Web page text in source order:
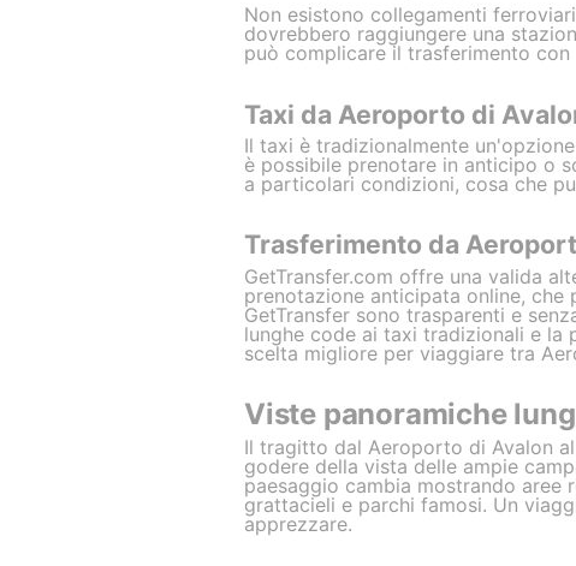
Non esistono collegamenti
dovrebbero raggiungere una
può complicare il trasferimento con
Taxi da Aeroporto di
Il taxi è tradizionalmente
è possibile prenotare in anticipo o
a particolari condizioni, cosa che
Trasferimento da
GetTransfer.com offre una valida
prenotazione anticipata online, che
GetTransfer sono trasparenti e
lunghe code ai taxi tradizionali e la
scelta migliore per viaggiare tra
Viste panoramiche
Il tragitto dal Aeroporto di Avalon
godere della vista delle ampie
paesaggio cambia mostrando aree
grattacieli e parchi famosi. Un
apprezzare.